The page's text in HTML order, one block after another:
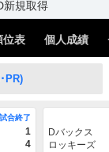
新規取得
位表 個人成績
PR)
試合終了
1
4
Dバックス
ロッキーズ